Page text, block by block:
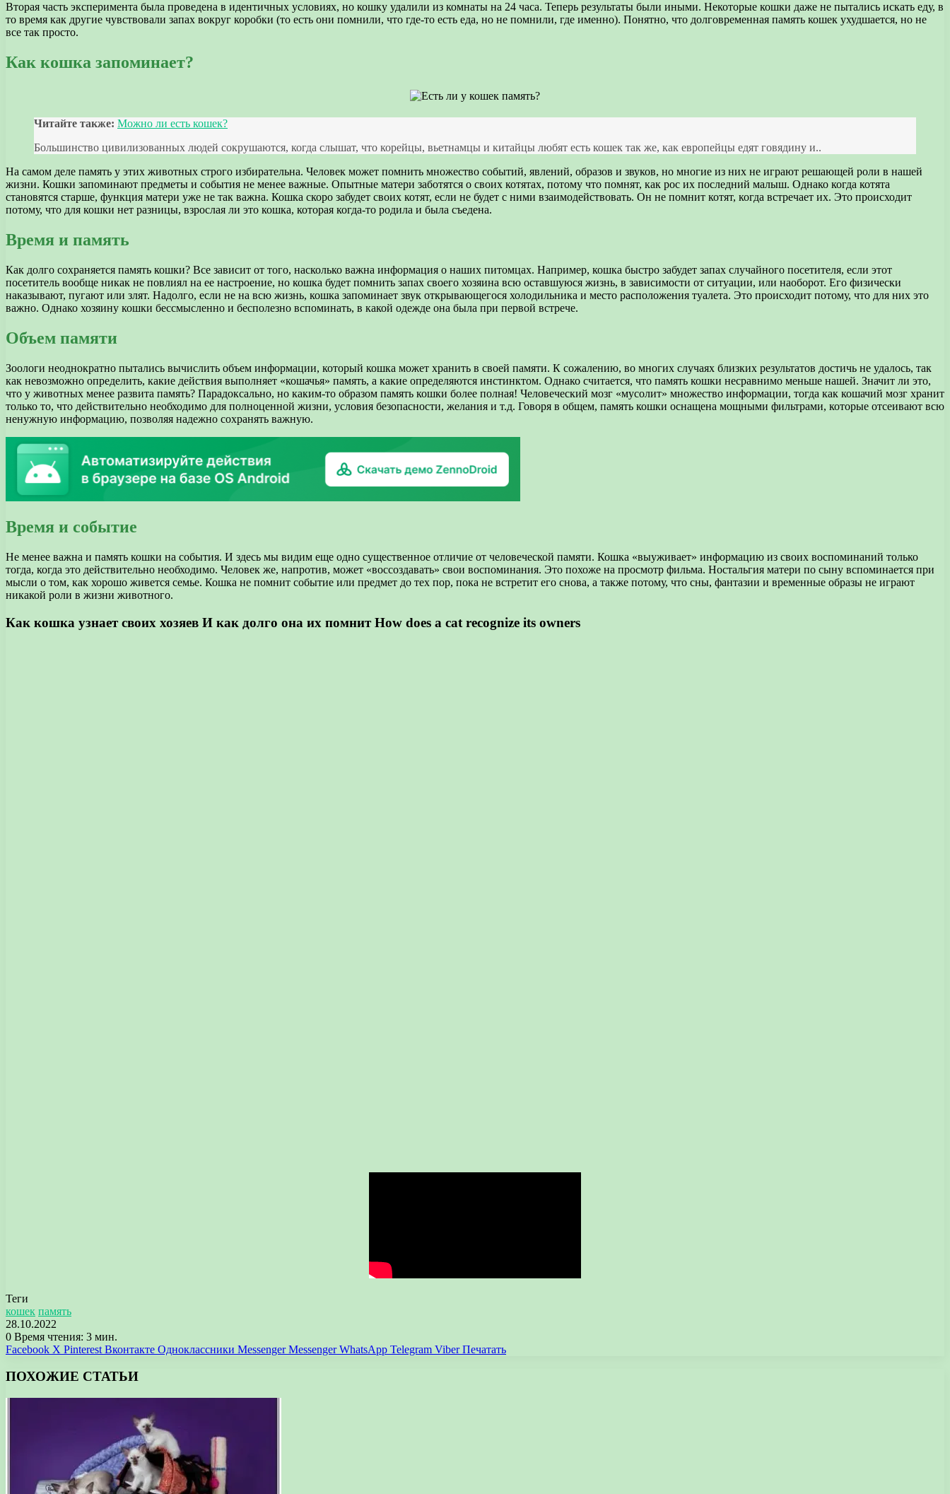
Вторая часть эксперимента была проведена в идентичных условиях, но кошку удалили из комнаты на 24 часа. Теперь результаты были иными. Некоторые кошки даже не пытались искать еду, в
то время как другие чувствовали запах вокруг коробки (то есть они помнили, что где-то есть еда, но не помнили, где именно). Понятно, что долговременная память кошек ухудшается, но не
все так просто.
Как кошка запоминает?
Читайте также: Можно ли есть кошек?
Большинство цивилизованных людей сокрушаются, когда слышат, что корейцы, вьетнамцы и китайцы любят есть кошек так же, как европейцы едят говядину и..
На самом деле память у этих животных строго избирательна. Человек может помнить множество событий, явлений, образов и звуков, но многие из них не играют решающей роли в нашей
жизни. Кошки запоминают предметы и события не менее важные. Опытные матери заботятся о своих котятах, потому что помнят, как рос их последний малыш. Однако когда котята
становятся старше, функция матери уже не так важна. Кошка скоро забудет своих котят, если не будет с ними взаимодействовать. Он не помнит котят, когда встречает их. Это происходит
потому, что для кошки нет разницы, взрослая ли это кошка, которая когда-то родила и была съедена.
Время и память
Как долго сохраняется память кошки? Все зависит от того, насколько важна информация о наших питомцах. Например, кошка быстро забудет запах случайного посетителя, если этот
посетитель вообще никак не повлиял на ее настроение, но кошка будет помнить запах своего хозяина всю оставшуюся жизнь, в зависимости от ситуации, или наоборот. Его физически
наказывают, пугают или злят. Надолго, если не на всю жизнь, кошка запоминает звук открывающегося холодильника и место расположения туалета. Это происходит потому, что для них это
важно. Однако хозяину кошки бессмысленно и бесполезно вспоминать, в какой одежде она была при первой встрече.
Объем памяти
Зоологи неоднократно пытались вычислить объем информации, который кошка может хранить в своей памяти. К сожалению, во многих случаях близких результатов достичь не удалось, так
как невозможно определить, какие действия выполняет «кошачья» память, а какие определяются инстинктом. Однако считается, что память кошки несравнимо меньше нашей. Значит ли это,
что у животных менее развита память? Парадоксально, но каким-то образом память кошки более полная! Человеческий мозг «мусолит» множество информации, тогда как кошачий мозг хранит
только то, что действительно необходимо для полноценной жизни, условия безопасности, желания и т.д. Говоря в общем, память кошки оснащена мощными фильтрами, которые отсеивают всю
ненужную информацию, позволяя надежно сохранять важную.
Время и событие
Не менее важна и память кошки на события. И здесь мы видим еще одно существенное отличие от человеческой памяти. Кошка «выуживает» информацию из своих воспоминаний только
тогда, когда это действительно необходимо. Человек же, напротив, может «воссоздавать» свои воспоминания. Это похоже на просмотр фильма. Ностальгия матери по сыну вспоминается при
мысли о том, как хорошо живется семье. Кошка не помнит событие или предмет до тех пор, пока не встретит его снова, а также потому, что сны, фантазии и временные образы не играют
никакой роли в жизни животного.
Как кошка узнает своих хозяев И как долго она их помнит How does a cat recognize its owners
Теги
кошек память
28.10.2022
0 Время чтения: 3 мин.
Facebook X Pinterest Вконтакте Одноклассники Messenger Messenger WhatsApp Telegram Viber Печатать
ПОХОЖИЕ СТАТЬИ